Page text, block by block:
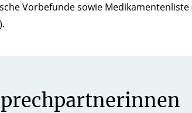
Vorbefunde sowie